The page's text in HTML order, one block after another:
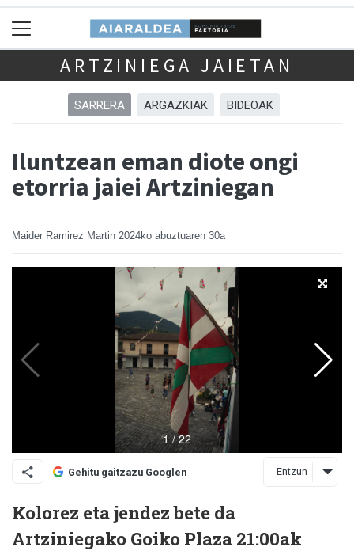
ARTZINIEGA JAIETAN
SARRERA ARGAZKIAK BIDEOAK
Iluntzean eman diote ongi
etorria jaiei Artziniegan
Maider Ramirez Martin 2024ko abuztuaren 30a
Gehitu gaitzazu Googlen Entzun
Kolorez eta jendez bete da
Artziniegako Goiko Plaza 21:00ak